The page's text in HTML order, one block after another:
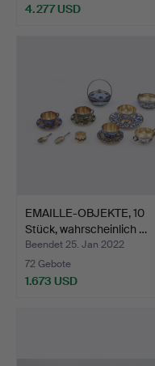
4.277 USD
EMAILLE-OBJEKTE, 10
Stück, wahrscheinlich …
Beendet 25. Jan 2022
72 Gebote
1.673 USD